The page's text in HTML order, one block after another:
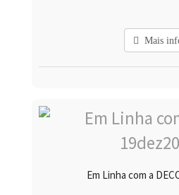
Mais
Em Linha com a